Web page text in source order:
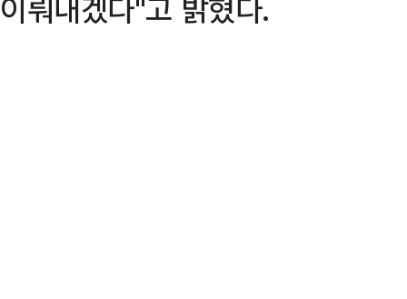
이뤄내겠다"고 밝혔다.